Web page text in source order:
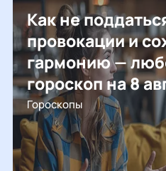
Как не
провокации и
гармонию —
гороскоп на 8
Гороскопы